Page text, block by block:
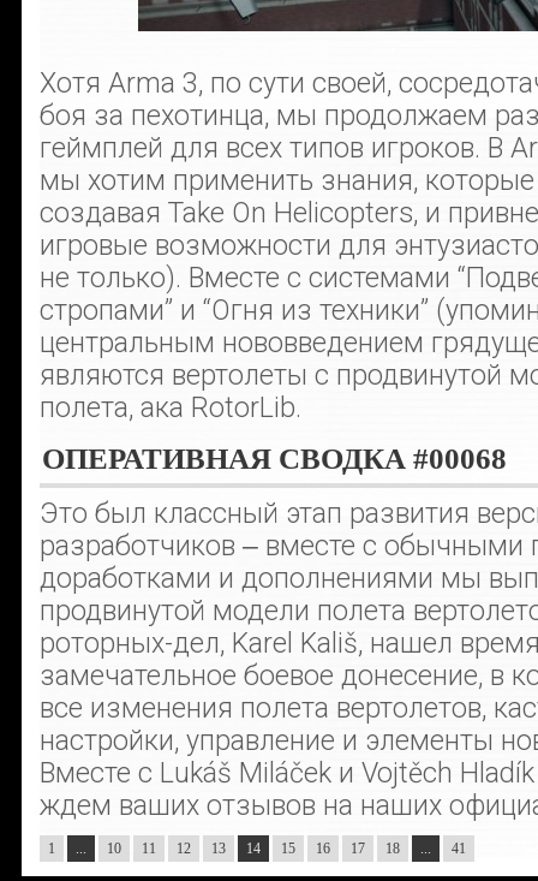
Хотя Arma 3, по сути своей,
боя за пехотинца, мы продолжаем
геймплей для всех типов игроков. В
мы хотим применить знания,
создавая Take On Helicopters, и
игровые возможности для
не только). Вместе с системами
стропами” и “Огня из техники”
центральным нововведением
являются вертолеты с продвинутой
полета, ака RotorLib.
ОПЕРАТИВНАЯ СВОДКА #00068
Это был классный этап развития
разработчиков ‒ вместе с обычными
доработками и дополнениями мы
продвинутой модели полета
роторных-дел, Karel Kališ, нашел
замечательное боевое донесение, в
все изменения полета вертолетов,
настройки, управление и элементы
Вместе с Lukáš Miláček и Vojtěch
ждем ваших отзывов на наших
1 ... 10 11 12 13 14 15 16 17 18 ... 41